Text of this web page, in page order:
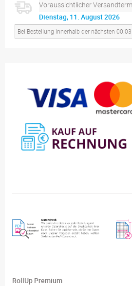
Voraussichtlicher
Dienstag, 11. August 2026
Bei Bestellung innerhalb der nächsten 00:03
RollUp Premium